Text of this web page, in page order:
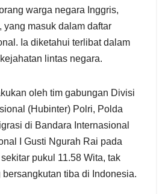
warga negara Inggris,
yang masuk dalam daftar
Ia diketahui terlibat dalam
lintas negara.
oleh tim gabungan Divisi
(Hubinter) Polri, Polda
di Bandara Internasional
I Gusti Ngurah Rai pada
pukul 11.58 Wita, tak
bersangkutan tiba di Indonesia.